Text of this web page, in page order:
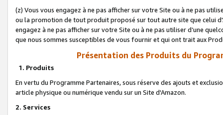
(z) Vous vous engagez à ne pas afficher sur votre Site ou à ne pas
ou la promotion de tout produit proposé sur tout autre site que celui
engagez à ne pas afficher sur votre Site ou à ne pas utiliser d’une
que nous sommes susceptibles de vous fournir et qui ont trait aux
Présentation des Produits du
1. Produits
En vertu du Programme Partenaires, sous réserve des ajouts et
article physique ou numérique vendu sur un Site d'Amazon.
2. Services